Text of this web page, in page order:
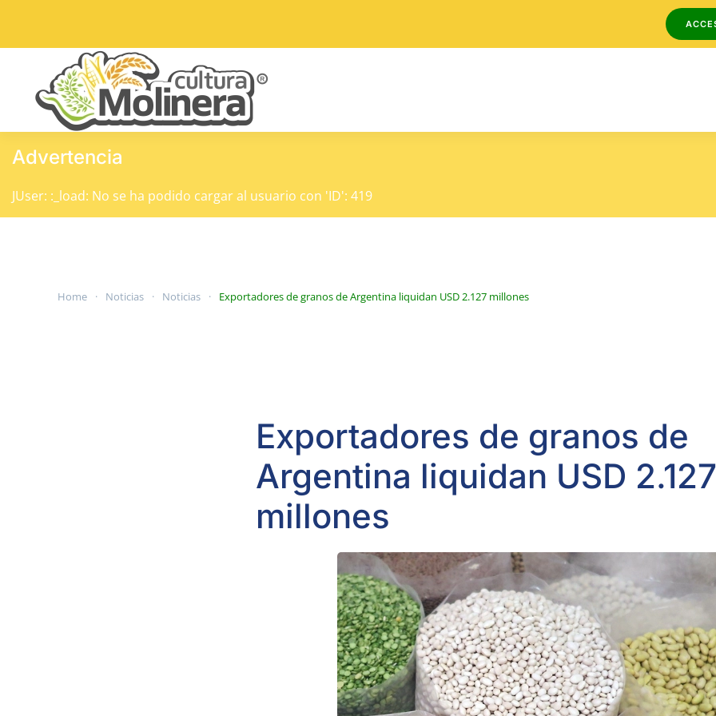
Skip to main content
Advertencia
JUser: :_load: No se ha podido cargar al usuario con 'ID': 419
Home Noticias Noticias Exportadores de granos de Argentina liquidan USD 2.127 millones
Exportadores de granos de
Argentina liquidan USD 2.127
millones